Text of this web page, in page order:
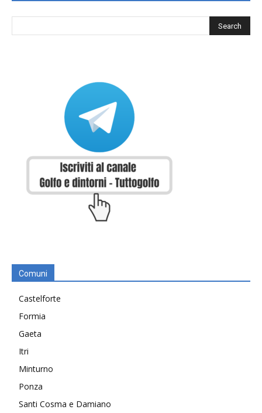
Comuni
Castelforte
Formia
Gaeta
Itri
Minturno
Ponza
Santi Cosma e Damiano